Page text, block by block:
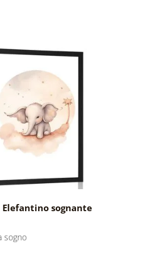
Elefantino sognante
sogno